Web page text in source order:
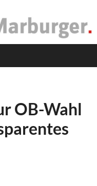
OB-Wahl